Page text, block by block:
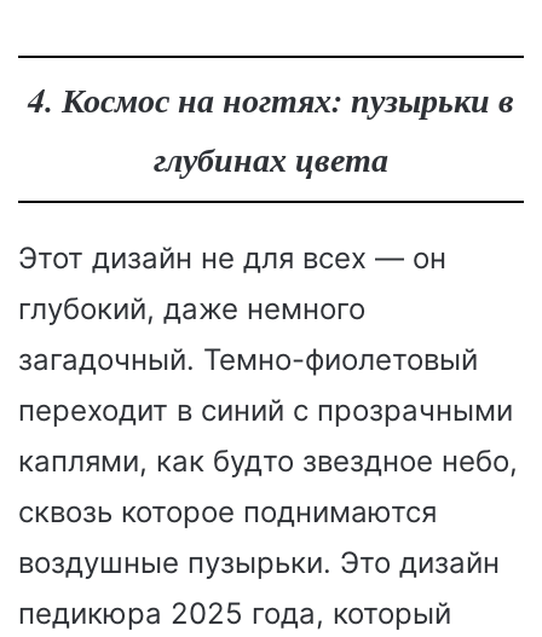
4. Космос на ногтях: пузырьки в
глубинах цвета
Этот дизайн не для всех — он
глубокий, даже немного
загадочный. Темно-фиолетовый
переходит в синий с прозрачными
каплями, как будто звездное небо,
сквозь которое поднимаются
воздушные пузырьки. Это дизайн
педикюра 2025 года, который